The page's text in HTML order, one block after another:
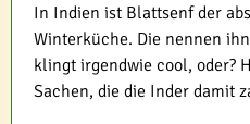
In Indien ist Blattsenf der
Winterküche. Die nennen
klingt irgendwie cool, oder?
Sachen, die die Inder damit